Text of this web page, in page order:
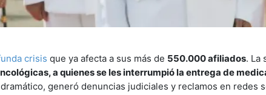
crisis que ya afecta a sus más de 550.000 afiliados. La
a quienes se les interrumpió la entrega de
dramático, generó denuncias judiciales y reclamos en redes